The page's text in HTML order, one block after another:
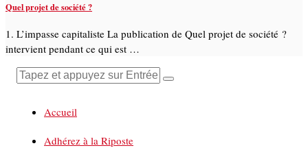
Quel projet de société ?
1. L’impasse capitaliste La publication de Quel projet de société ?
intervient pendant ce qui est …
Accueil
Adhérez à la Riposte